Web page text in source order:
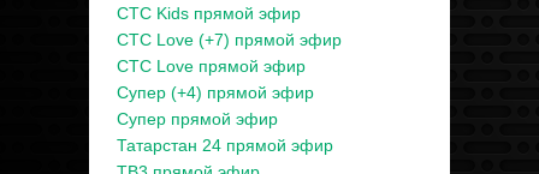
СТС Kids прямой эфир
СТС Love (+7) прямой эфир
СТС Love прямой эфир
Супер (+4) прямой эфир
Супер прямой эфир
Татарстан 24 прямой эфир